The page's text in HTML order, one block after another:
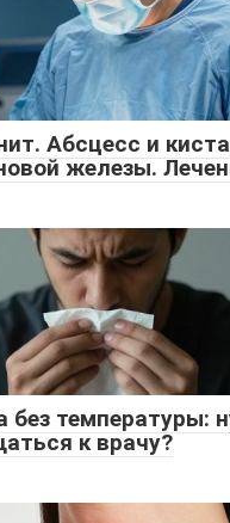
Абсцесс и киста
железы.
без температуры:
к врачу?